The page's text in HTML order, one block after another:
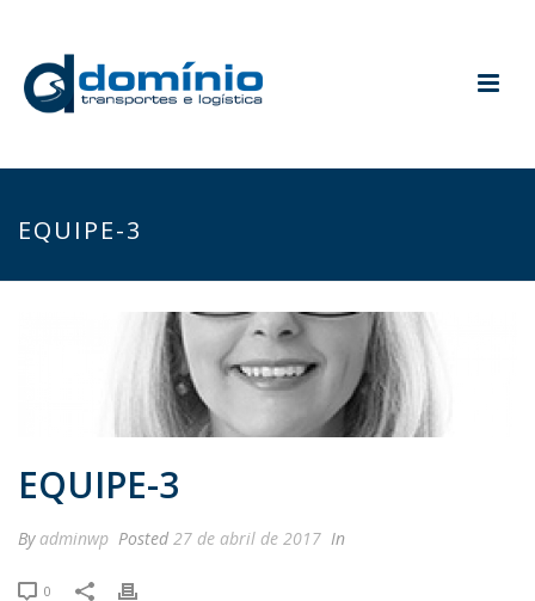
EQUIPE-3
EQUIPE-3
Byadminwp Posted 27 de abril de 2017 In
0